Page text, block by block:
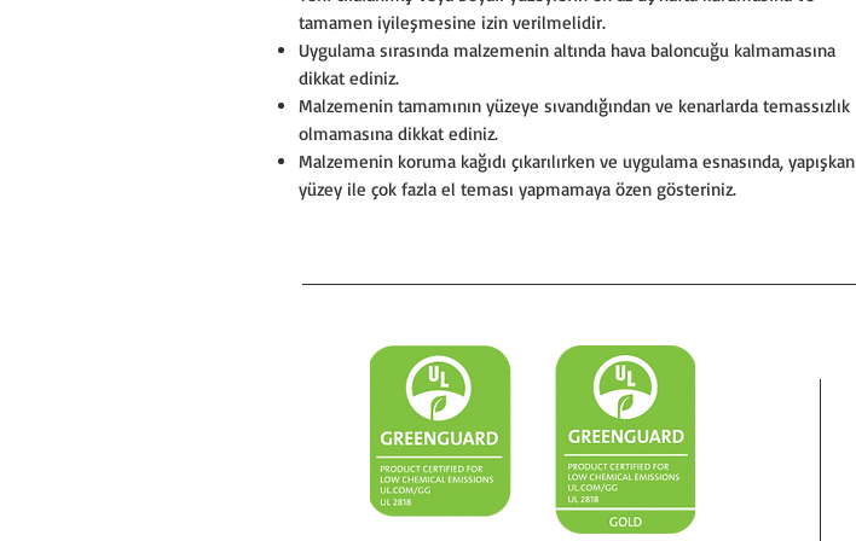
tamamen iyileşmesine izin verilmelidir.
Uygulama sırasında malzemenin altında hava baloncuğu kalmamasına
dikkat ediniz.
Malzemenin tamamının yüzeye sıvandığından ve kenarlarda temassızlık
olmamasına dikkat ediniz.
Malzemenin koruma kağıdı çıkarılırken ve uygulama esnasında, yapışkan
yüzey ile çok fazla el teması yapmamaya özen gösteriniz.